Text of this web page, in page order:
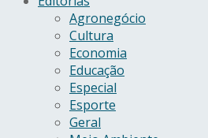
Agronegócio
Cultura
Economia
Educação
Especial
Esporte
Geral